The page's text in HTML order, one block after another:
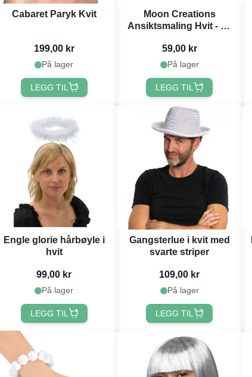
Cabaret Paryk Kvit
199,00 kr
På lager
LEGG TIL
Moon Creations
Ansiktsmaling Hvit - 12
59,00 kr
På lager
LEGG TIL
Engle glorie hårbøyle i
hvit
99,00 kr
På lager
LEGG TIL
Gangsterlue i kvit med
svarte striper
109,00 kr
På lager
LEGG TIL